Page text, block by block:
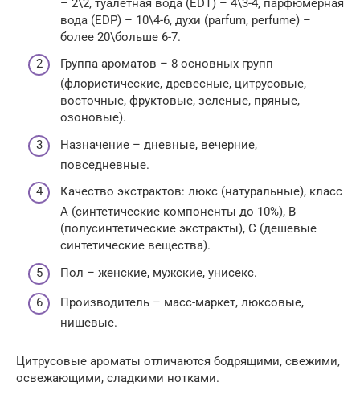
вода (EDP) – 10\4-6, духи (parfum, perfume) –
более 20\больше 6-7.
Группа ароматов – 8 основных групп
(флористические, древесные, цитрусовые,
восточные, фруктовые, зеленые, пряные,
озоновые).
Назначение – дневные, вечерние,
повседневные.
Качество экстрактов: люкс (натуральные), класс
А (синтетические компоненты до 10%), В
(полусинтетические экстракты), С (дешевые
синтетические вещества).
Пол – женские, мужские, унисекс.
Производитель – масс-маркет, люксовые,
нишевые.
Цитрусовые ароматы отличаются бодрящими, свежими,
освежающими, сладкими нотками.